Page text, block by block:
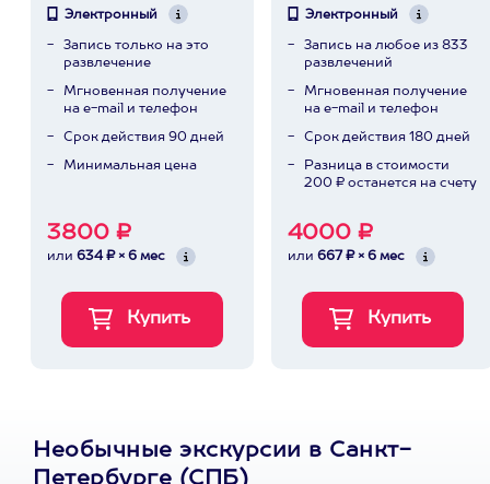
Электронный
Запись только на это
развлечение
Мгновенная получение
на e-mail и телефон
Срок действия 90 дней
Минимальная цена
3800 ₽
или 634 ₽ × 6 мес
Электронный
Запись на любое из 833
развлечений
Мгновенная получение
на e-mail и телефон
Срок действия 180 дней
Разница в стоимости
200 ₽ останется на счету
4000 ₽
или 667 ₽ × 6 мес
Необычные экскурсии в Санкт-
Петербурге (СПБ)